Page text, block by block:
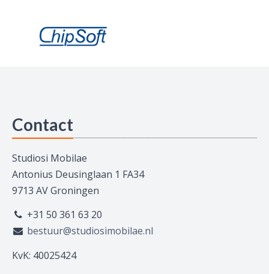
Contact
Studiosi Mobilae
Antonius Deusinglaan 1 FA34
9713 AV Groningen
+31 50 361 63 20
bestuur@studiosimobilae.nl
KvK: 40025424